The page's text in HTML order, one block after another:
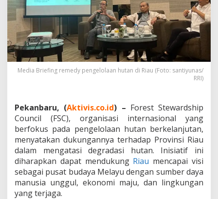
k
a
P
e
m
b
a
a
B
e
k
e
l
a
Media Briefing remedy pengelolaan hutan di Riau (Foto: santiyunas/
RRI)
Pekanbaru, (Aktivis.co.id) – Forest Stewardship
Council (FSC), organisasi internasional yang
berfokus pada pengelolaan hutan berkelanjutan,
menyatakan dukungannya terhadap Provinsi Riau
dalam mengatasi degradasi hutan. Inisiatif ini
diharapkan dapat mendukung Riau mencapai visi
sebagai pusat budaya Melayu dengan sumber daya
manusia unggul, ekonomi maju, dan lingkungan
yang terjaga.